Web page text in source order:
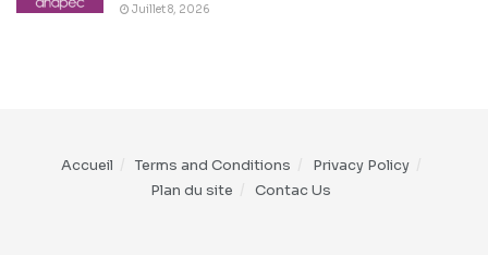
Juillet 8, 2026
Accueil Terms and Conditions
Privacy Policy
Plan du site
Contac Us